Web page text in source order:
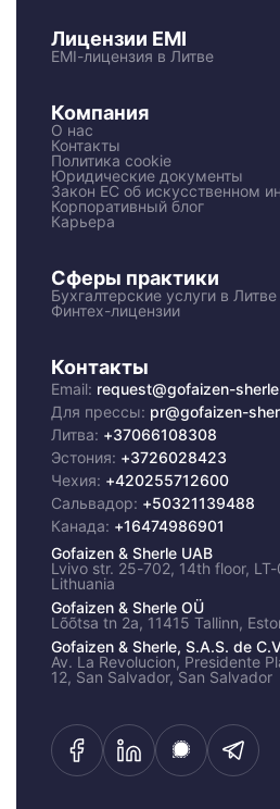
Лицензии EMI
EMI-лицензия в Литве
Компания
О нас
Контакты
Политика cookie
Юридические документы
Закон ЕС об искусственном
Корпоративный блог
Карьера
Сферы практики
Бухгалтерские услуги в Литве
Финтех-лицензии
Контакты
Email: request@gofaizen-
Для прессы: pr@gofaizen-
Литва: +37066108308
Эстония: +3726028423
Чехия: +420255712600
Сальвадор: +50321139488
Канада: +16474986901
Gofaizen & Sherle UAB
Lvivo str. 25-702, 14th floor,
Lithuania
Gofaizen & Sherle OÜ
Lõõtsa tn 2a, 11415 Tallinn,
Gofaizen & Sherle, S.A.S. de
Av. La Revolucion, Presidente
12, San Salvador, San Salvador